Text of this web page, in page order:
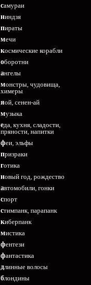
самураи
ниндзя
пираты
мечи
космические корабли
оборотни
ангелы
монстры, чудовища,
химеры
яой, сенен-ай
музыка
еда, кухня, сладости,
пряности, напитки
феи, эльфы
призраки
готика
новый год, рождество
автомобили, гонки
спорт
стимпанк, парапанк
киберпанк
мистика
фентези
фантастика
длинные волосы
блондины